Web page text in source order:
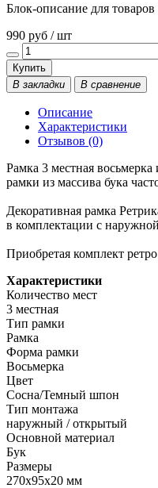
Блок-описание для
990 руб / шт
Купить
В закладки
В сравнение
Описание
Характеристики
Отзывов (0)
Рамка 3 местная
рамки из массива бука
Декоративная рамка
в комплектации с
Приобретая комплект
Характеристики
Количество мест
3 местная
Тип рамки
Рамка
Форма рамки
Восьмерка
Цвет
Сосна/Темный шпон
Тип монтажа
наружный / открытый
Основной материал
Бук
Размеры
270х95х20 мм